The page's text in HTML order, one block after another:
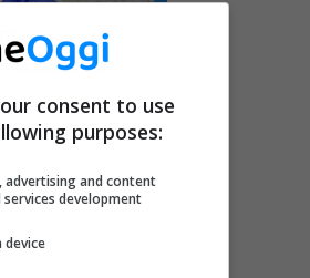
consent to use
purposes:
advertising and content
development
device